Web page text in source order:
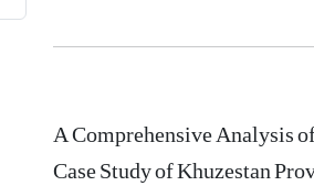
A Comprehensive Analysis
Case Study of Khuzestan